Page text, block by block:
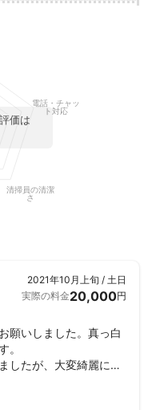
価は
電話・チャッ
ト対応
清掃員の清潔
さ
2021年10月上旬 / 土日
実際の料金20,000円
願いしました。真っ白
。
したが、大変綺麗にし